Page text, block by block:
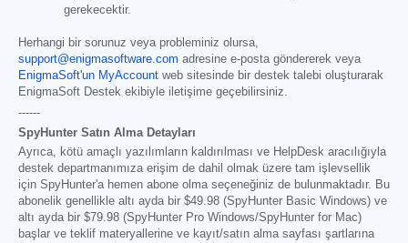
gerekecektir.
Herhangi bir sorunuz veya probleminiz olursa,
support@enigmasoftware.com adresine e-posta göndererek veya
EnigmaSoft'un MyAccount web sitesinde bir destek talebi oluşturarak
EnigmaSoft Destek ekibiyle iletişime geçebilirsiniz.
------
SpyHunter Satın Alma Detayları
Ayrıca, kötü amaçlı yazılımların kaldırılması ve HelpDesk aracılığıyla
destek departmanımıza erişim de dahil olmak üzere tam işlevsellik
için SpyHunter'a hemen abone olma seçeneğiniz de bulunmaktadır. Bu
abonelik genellikle altı ayda bir $49.98 (SpyHunter Basic Windows) ve
altı ayda bir $79.98 (SpyHunter Pro Windows/SpyHunter for Mac)
başlar ve teklif materyallerine ve kayıt/satın alma sayfası şartlarına